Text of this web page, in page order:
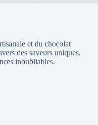
et du chocolat
des saveurs uniques,
inoubliables.